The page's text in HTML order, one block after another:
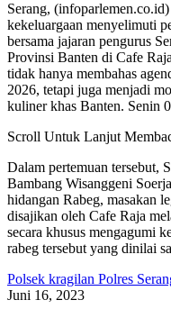
Serang,
kekeluargaan menyelimuti
bersama jajaran pengurus
Provinsi Banten di Cafe
tidak hanya membahas
2026, tetapi juga menjadi
kuliner khas Banten. Senin
Scroll Untuk Lanjut
Dalam pertemuan tersebut,
Bambang Wisanggeni
hidangan Rabeg, masakan
disajikan oleh Cafe Raja
secara khusus mengagumi
rabeg tersebut yang dinilai
Polsek kragilan Polres
Juni 16, 2023